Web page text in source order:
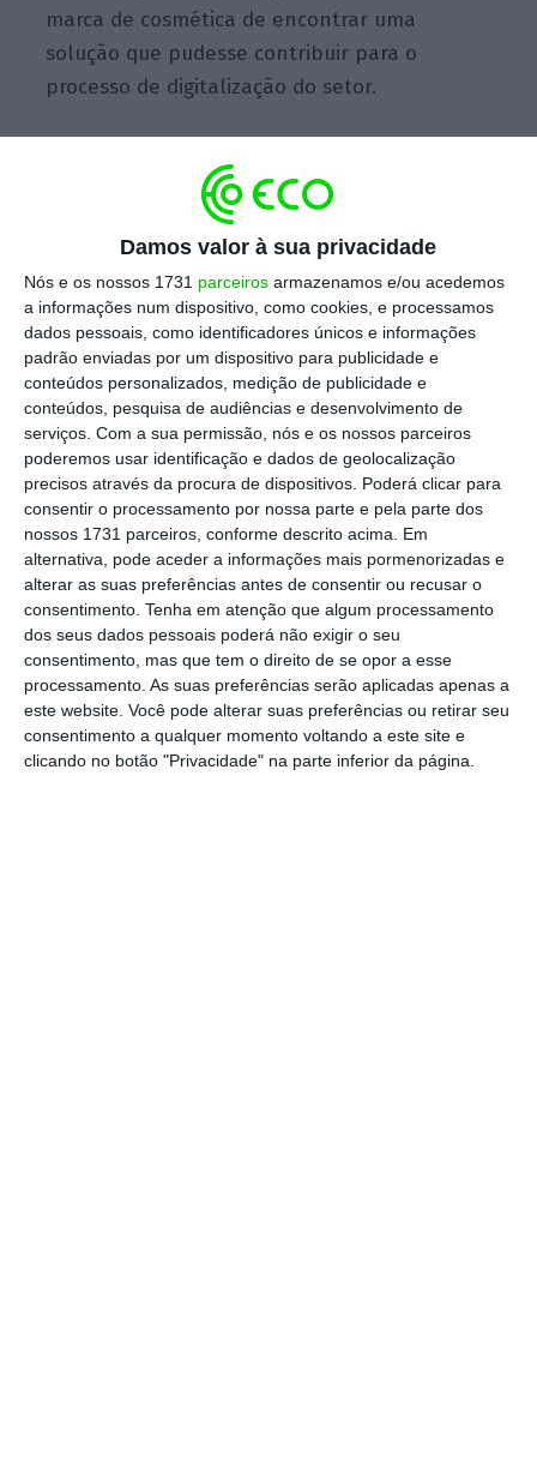
Damos valor à sua privacidade
Nós e os nossos 1731 parceiros armazenamos e/ou acedemos
a informações num dispositivo, como cookies, e processamos
dados pessoais, como identificadores únicos e informações
padrão enviadas por um dispositivo para publicidade e
conteúdos personalizados, medição de publicidade e
conteúdos, pesquisa de audiências e desenvolvimento de
serviços. Com a sua permissão, nós e os nossos parceiros
poderemos usar identificação e dados de geolocalização
precisos através da procura de dispositivos. Poderá clicar para
consentir o processamento por nossa parte e pela parte dos
nossos 1731 parceiros, conforme descrito acima. Em
alternativa, pode aceder a informações mais pormenorizadas e
alterar as suas preferências antes de consentir ou recusar o
consentimento. Tenha em atenção que algum processamento
dos seus dados pessoais poderá não exigir o seu
consentimento, mas que tem o direito de se opor a esse
processamento. As suas preferências serão aplicadas apenas a
este website. Você pode alterar suas preferências ou retirar seu
consentimento a qualquer momento voltando a este site e
clicando no botão "Privacidade" na parte inferior da página.
marca de cosmética de encontrar uma
solução que pudesse contribuir para o
processo de digitalização do setor.
Eles têm como missão digitalizar o setor e
consultaram várias empresas para ver o que
poderiam oferecer para ajudar a digitalizar
esta indústria, começando pelo Brasil e
depois para ir para a América Latina. Todas as
empresas que consultaram eram SaaS,
plataformas de gestão, resolviam a parte do
comerciante mas não ligavam ao consumidor.
Eram plataformas unidirecionais. Pagava-se
uma mensalidade e geria-se o negócio, não
trazia novo negócio”, começa por explicar
Miguel Alves Ribeiro.
Há interesse de outros países da
América Latina para lançar já em
2025 e há interesse em Portugal